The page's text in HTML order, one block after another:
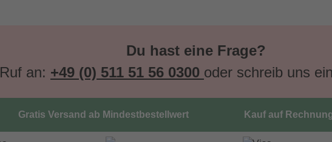
Du hast eine Frage?
Ruf an: +49 (0) 511 51 56 0300 oder schreib uns
Gratis Versand ab Mindestbestellwert Kauf auf